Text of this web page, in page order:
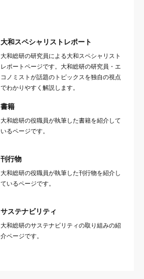
大和スペシャリストレポート
大和総研の研究員による大和スペシャリスト
レポートページです。大和総研の研究員・エ
コノミストが話題のトピックスを独自の視点
でわかりやすく解説します。
書籍
大和総研の役職員が執筆した書籍を紹介して
いるページです。
刊行物
大和総研の役職員が執筆した刊行物を紹介し
ているページです。
サステナビリティ
大和総研のサステナビリティの取り組みの紹
介ページです。